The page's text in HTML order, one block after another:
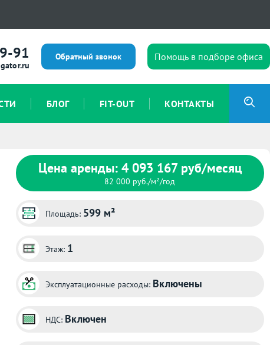
91 Обратный звонок Помощь в подборе офиса
БЛОГ FIT-OUT КОНТАКТЫ
Цена аренды: 4 093 167 руб/месяц
82 000 руб./м²/год
Площадь: 599 м²
Этаж: 1
Эксплуатационные расходы: Включены
НДС: Включен